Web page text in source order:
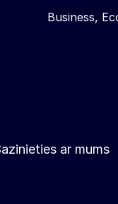
Business,
networks ar mums